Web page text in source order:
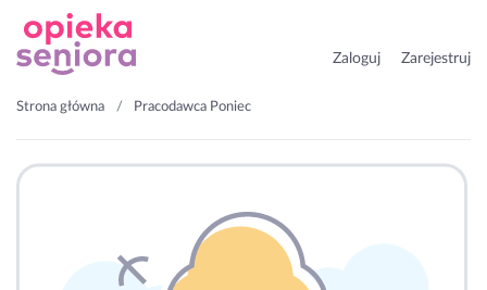
Zaloguj Zarejestruj
Strona główna Pracodawca Poniec